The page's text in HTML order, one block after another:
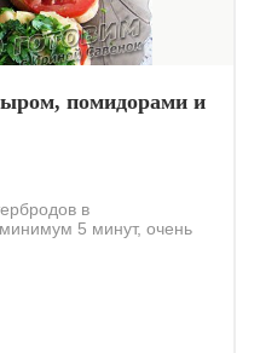
помидорами и
в
5 минут, очень